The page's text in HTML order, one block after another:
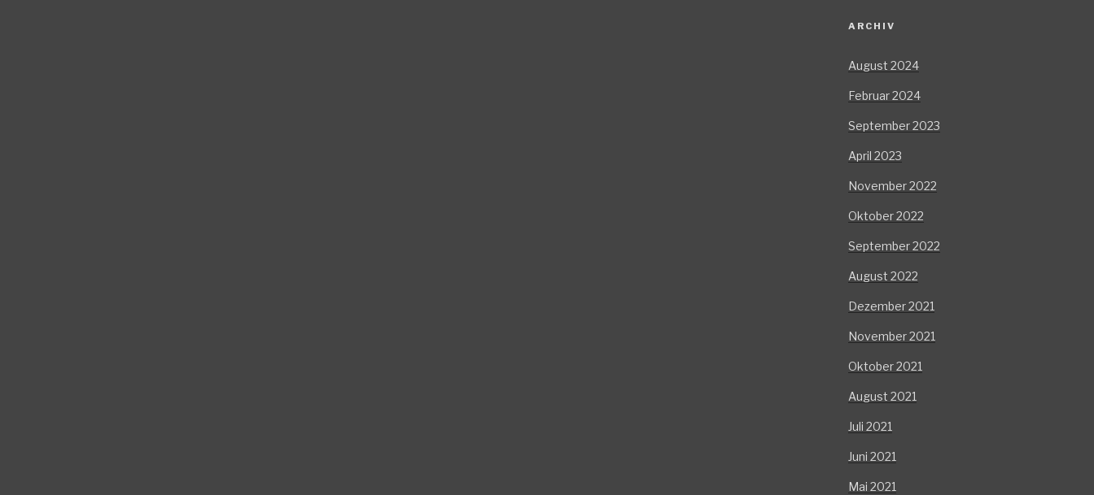
ARCHIV
August 2024
Februar 2024
September 2023
April 2023
November 2022
Oktober 2022
September 2022
August 2022
Dezember 2021
November 2021
Oktober 2021
August 2021
Juli 2021
Juni 2021
Mai 2021